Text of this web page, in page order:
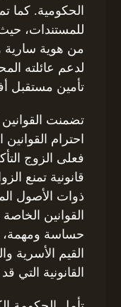
الحكومية. كما
للمستندات،
من هوية سارية و
لدعم عائلته
تأمين مستقبل
تضمنت القوانين
احترام القوانين
فعلى الزوج
قانونية تمنع
ذوات الأصول
القوانين
حساسة ومهمة،
القيم
القانونية التي